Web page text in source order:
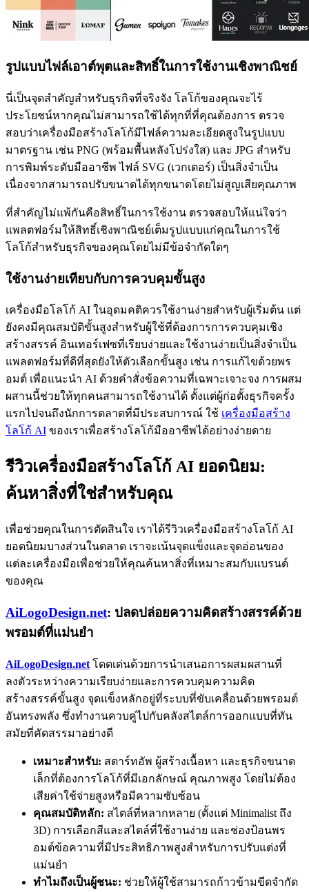
รูปแบบไฟล์เอาต์พุตและสิทธิ์ในการใช้งานเชิงพาณิชย์
นี่เป็นจุดสำคัญสำหรับธุรกิจที่จริงจัง โลโก้ของคุณจะไร้
ประโยชน์หากคุณไม่สามารถใช้ได้ทุกที่ที่คุณต้องการ ตรวจ
สอบว่าเครื่องมือสร้างโลโก้มีไฟล์ความละเอียดสูงในรูปแบบ
มาตรฐาน เช่น PNG (พร้อมพื้นหลังโปร่งใส) และ JPG สำหรับ
การพิมพ์ระดับมืออาชีพ ไฟล์ SVG (เวกเตอร์) เป็นสิ่งจำเป็น
เนื่องจากสามารถปรับขนาดได้ทุกขนาดโดยไม่สูญเสียคุณภาพ
ที่สำคัญไม่แพ้กันคือสิทธิ์ในการใช้งาน ตรวจสอบให้แน่ใจว่า
แพลตฟอร์มให้สิทธิ์เชิงพาณิชย์เต็มรูปแบบแก่คุณในการใช้
โลโก้สำหรับธุรกิจของคุณโดยไม่มีข้อจำกัดใดๆ
ใช้งานง่ายเทียบกับการควบคุมขั้นสูง
เครื่องมือโลโก้ AI ในอุดมคติควรใช้งานง่ายสำหรับผู้เริ่มต้น แต่
ยังคงมีคุณสมบัติขั้นสูงสำหรับผู้ใช้ที่ต้องการการควบคุมเชิง
สร้างสรรค์ อินเทอร์เฟซที่เรียบง่ายและใช้งานง่ายเป็นสิ่งจำเป็น
แพลตฟอร์มที่ดีที่สุดยังให้ตัวเลือกขั้นสูง เช่น การแก้ไขด้วยพร
อมต์ เพื่อแนะนำ AI ด้วยคำสั่งข้อความที่เฉพาะเจาะจง การผสม
ผสานนี้ช่วยให้ทุกคนสามารถใช้งานได้ ตั้งแต่ผู้ก่อตั้งธุรกิจครั้ง
แรกไปจนถึงนักการตลาดที่มีประสบการณ์ ใช้ เครื่องมือสร้าง
โลโก้ AI ของเราเพื่อสร้างโลโก้มืออาชีพได้อย่างง่ายดาย
รีวิวเครื่องมือสร้างโลโก้ AI ยอดนิยม:
ค้นหาสิ่งที่ใช่สำหรับคุณ
เพื่อช่วยคุณในการตัดสินใจ เราได้รีวิวเครื่องมือสร้างโลโก้ AI
ยอดนิยมบางส่วนในตลาด เราจะเน้นจุดแข็งและจุดอ่อนของ
แต่ละเครื่องมือเพื่อช่วยให้คุณค้นหาสิ่งที่เหมาะสมกับแบรนด์
ของคุณ
AiLogoDesign.net: ปลดปล่อยความคิดสร้างสรรค์ด้วย
พรอมต์ที่แม่นยำ
AiLogoDesign.net โดดเด่นด้วยการนำเสนอการผสมผสานที่
ลงตัวระหว่างความเรียบง่ายและการควบคุมความคิด
สร้างสรรค์ขั้นสูง จุดแข็งหลักอยู่ที่ระบบที่ขับเคลื่อนด้วยพรอมต์
อันทรงพลัง ซึ่งทำงานควบคู่ไปกับคลังสไตล์การออกแบบที่ทัน
สมัยที่คัดสรรมาอย่างดี
เหมาะสำหรับ: สตาร์ทอัพ ผู้สร้างเนื้อหา และธุรกิจขนาด
เล็กที่ต้องการโลโก้ที่มีเอกลักษณ์ คุณภาพสูง โดยไม่ต้อง
เสียค่าใช้จ่ายสูงหรือมีความซับซ้อน
คุณสมบัติหลัก: สไตล์ที่หลากหลาย (ตั้งแต่ Minimalist ถึง
3D) การเลือกสีและสไตล์ที่ใช้งานง่าย และช่องป้อนพร
อมต์ข้อความที่มีประสิทธิภาพสูงสำหรับการปรับแต่งที่
แม่นยำ
ทำไมถึงเป็นผู้ชนะ: ช่วยให้ผู้ใช้สามารถก้าวข้ามขีดจำกัด